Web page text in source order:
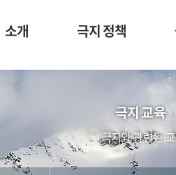
소개 극지 정책
극지 교육
극지와 관련된